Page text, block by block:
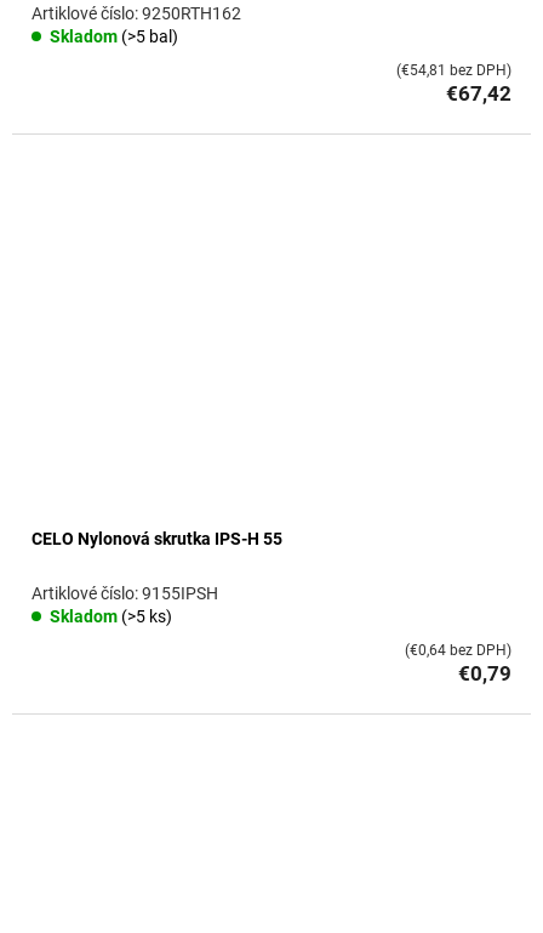
Skladom (>5 bal)
9250RTH162
€67,42
(€54,81 bez DPH)
CELO Nylonová skrutka IPS-H 55
Skladom (>5 ks)
9155IPSH
€0,79
(€0,64 bez DPH)